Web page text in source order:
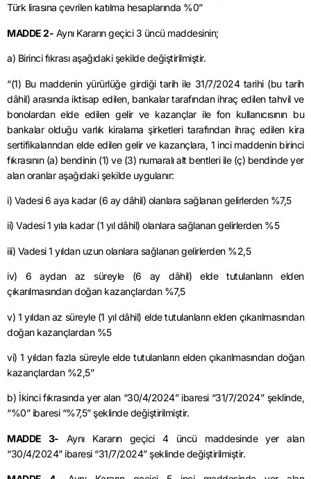
Türk lirasına çevrilen katılma hesaplarında %0”
MADDE 2- Aynı Kararın geçici 3 üncü maddesinin;
a) Birinci fıkrası aşağıdaki şekilde değiştirilmiştir.
“(1) Bu maddenin yürürlüğe girdiği tarih ile 31/7/2024 tarihi (bu tarih
dâhil) arasında iktisap edilen, bankalar tarafından ihraç edilen tahvil ve
bonolardan elde edilen gelir ve kazançlar ile fon kullanıcısının bu
bankalar olduğu varlık kiralama şirketleri tarafından ihraç edilen kira
sertifikalarından elde edilen gelir ve kazançlara, 1 inci maddenin birinci
fıkrasının (a) bendinin (1) ve (3) numaralı alt bentleri ile (ç) bendinde yer
alan oranlar aşağıdaki şekilde uygulanır:
i) Vadesi 6 aya kadar (6 ay dâhil) olanlara sağlanan gelirlerden %7,5
ii) Vadesi 1 yıla kadar (1 yıl dâhil) olanlara sağlanan gelirlerden %5
iii) Vadesi 1 yıldan uzun olanlara sağlanan gelirlerden %2,5
iv) 6 aydan az süreyle (6 ay dâhil) elde tutulanların elden
çıkarılmasından doğan kazançlardan %7,5
v) 1 yıldan az süreyle (1 yıl dâhil) elde tutulanların elden çıkarılmasından
doğan kazançlardan %5
vi) 1 yıldan fazla süreyle elde tutulanların elden çıkarılmasından doğan
kazançlardan %2,5”
b) İkinci fıkrasında yer alan “30/4/2024” ibaresi “31/7/2024” şeklinde,
“%0” ibaresi “%7,5” şeklinde değiştirilmiştir.
MADDE 3- Aynı Kararın geçici 4 üncü maddesinde yer alan
“30/4/2024” ibaresi “31/7/2024” şeklinde değiştirilmiştir.